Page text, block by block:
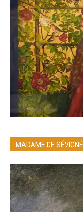
MADAME DE SÉVIGNÉ